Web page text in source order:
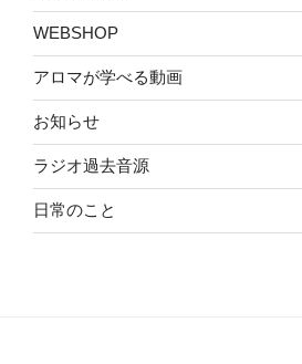
WEBSHOP
アロマが学べる動画
お知らせ
ラジオ過去音源
日常のこと